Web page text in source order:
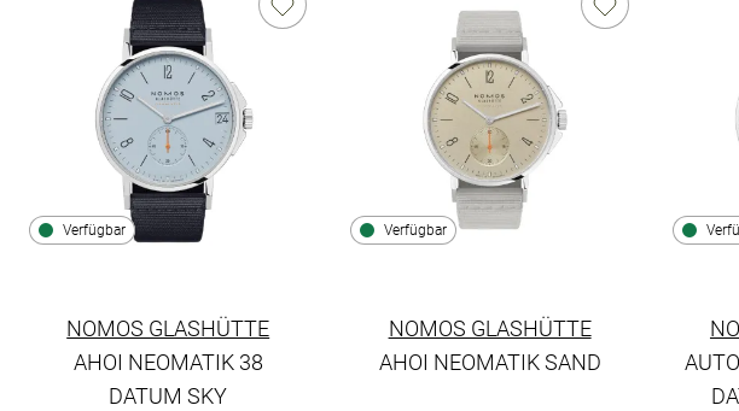
Verfügbar
NOMOS GLASHÜTTE
AHOI NEOMATIK 38
DATUM SKY
Verfügbar
NOMOS GLASHÜTTE
AHOI NEOMATIK SAND
NOMOS Glashütte Ahoi Neomatik Sand,